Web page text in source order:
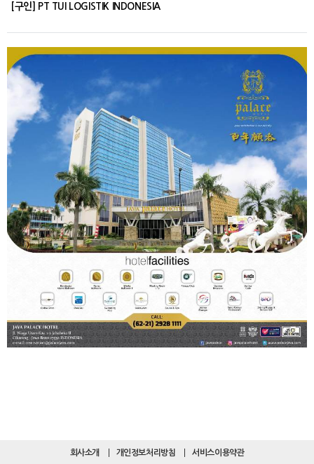
[구인] PT TUI LOGISTIK INDONESIA
회사소개 개인정보처리방침 서비스이용약관